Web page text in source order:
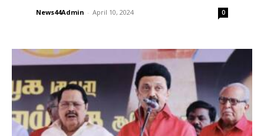
News44Admin - April 10, 2024 0